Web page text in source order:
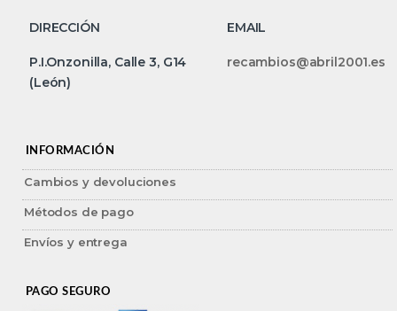
DIRECCIÓN EMAIL
P.I.Onzonilla, Calle 3, G14
(León)
recambios@abril2001.es
INFORMACIÓN
Cambios y devoluciones
Métodos de pago
Envíos y entrega
PAGO SEGURO